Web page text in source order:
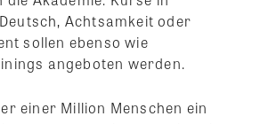
Achtsamkeit oder
sollen ebenso wie
angeboten werden.
einer Million Menschen ein